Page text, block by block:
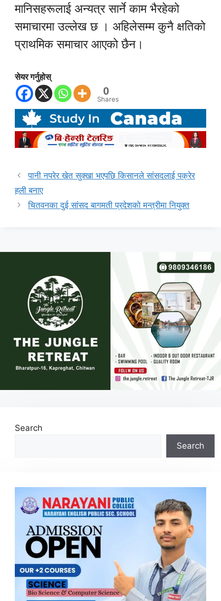
मानिसहरूलाई अन्यत्र सार्ने काम भैरहेको
समाचारमा उल्लेख छ । अहिलेसम्म कुनै क्षतिको
प्राथमिक समाचार आएको छैन।
सेयर गर्नुहोस्
0
Shares
पानी नपरेर खेत सुक्खा भएपछि किसानले सांसदलाई पक्रेर
हली बनाए
चितवनका दुई सांसद बागमती प्रदेशको मन्त्रीमा नियुक्त
Search
Search